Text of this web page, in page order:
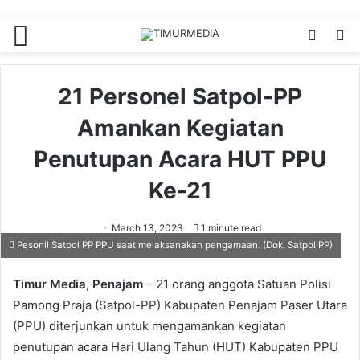
Switch
21 Personel Satpol-PP
Amankan Kegiatan
Penutupan Acara HUT PPU
Ke-21
March 13, 2023 1 minute read
Pesonil Satpol PP PPU saat melaksanakan pengamaan. (Dok. Satpol PP)
Timur Media, Penajam – 21 orang anggota Satuan Polisi
Pamong Praja (Satpol-PP) Kabupaten Penajam Paser Utara
(PPU) diterjunkan untuk mengamankan kegiatan
penutupan acara Hari Ulang Tahun (HUT) Kabupaten PPU